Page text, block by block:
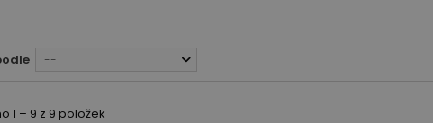
--
1 – 9 z 9 položek